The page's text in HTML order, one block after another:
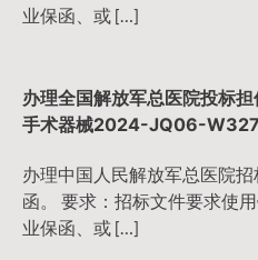
业保函、或 […]
办理全国解放军总医院投标
手术器械2024-JQ06-
办理中国人民解放军总医院
函。 要求：招标文件要求使
业保函、或 […]